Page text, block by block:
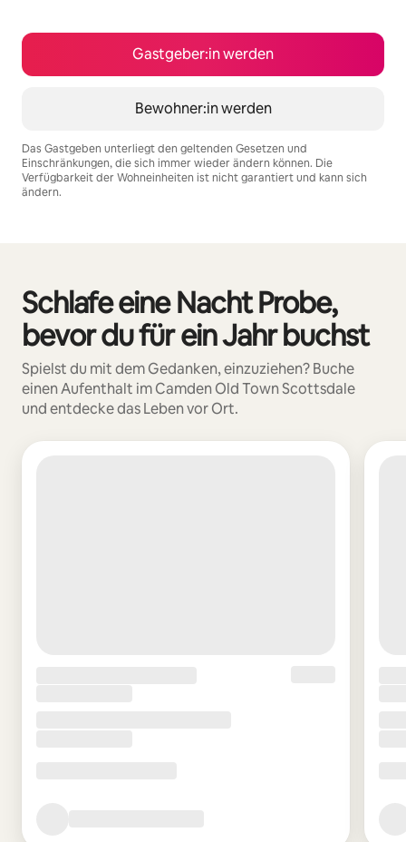
Gastgeber:in werden
Bewohner:in werden
Das Gastgeben unterliegt den geltenden Gesetzen und
Einschränkungen, die sich immer wieder ändern können. Die
Verfügbarkeit der Wohneinheiten ist nicht garantiert und kann sich
ändern.
Schlafe eine Nacht Probe,
bevor du für ein Jahr buchst
Spielst du mit dem Gedanken, einzuziehen? Buche
einen Aufenthalt im Camden Old Town Scottsdale
und entdecke das Leben vor Ort.
0 von 0 Artikeln